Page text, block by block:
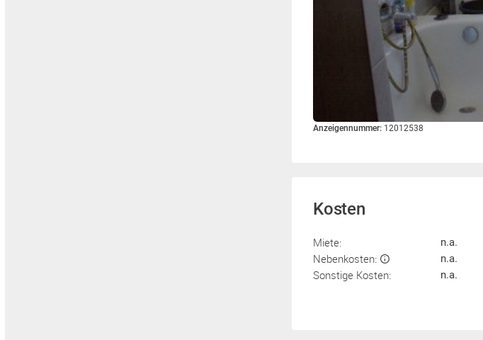
Anzeigennummer: 12012538
Kosten
Miete: n.a.
Nebenkosten: n.a.
Sonstige Kosten: n.a.